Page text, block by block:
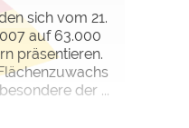
sich vom 21.
auf 63.000
präsentieren.
der ...